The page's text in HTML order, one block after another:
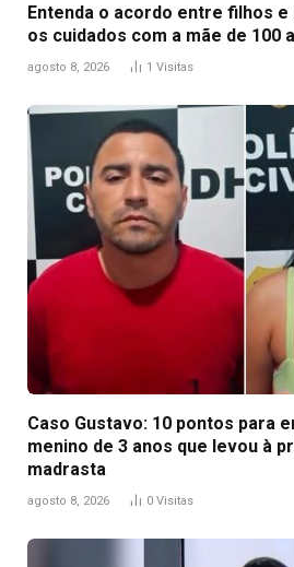
Entenda o acordo entre filhos
os cuidados com a mãe de 100
agosto 8, 2026 1 Visitas
Caso Gustavo: 10 pontos para
menino de 3 anos que levou à
madrasta
agosto 8, 2026 0 Visitas